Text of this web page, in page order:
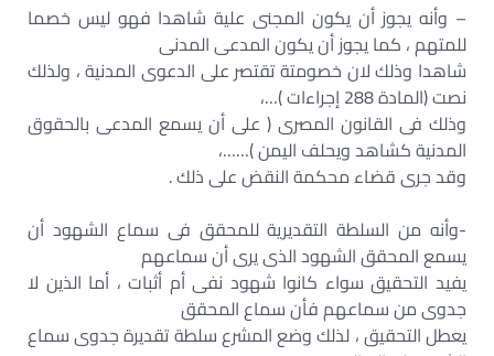
– وأنه يجوز أن يكون المجنى علية شاهدا فهو ليس خصما
للمتهم ، كما يجوز أن يكون المدعى المدنى
شاهدا وذلك لان خصومتة تقتصر على الدعوى المدنية ، ولذلك
نصت (المادة 288 إجراءات )…،
وذلك فى القانون المصرى ( على أن يسمع المدعى بالحقوق
المدنية كشاهد ويحلف اليمن )……،
وقد جرى قضاء محكمة النقض على ذلك .
-وأنه من السلطة التقديرية للمحقق فى سماع الشهود أن
يسمع المحقق الشهود الذى يرى أن سماعهم
يفيد التحقيق سواء كانوا شهود نفى أم أثبات ، أما الذين لا
جدوى من سماعهم فأن سماع المحقق
يعطل التحقيق ، لذلك وضع المشرع سلطة تقديرة جدوى سماع